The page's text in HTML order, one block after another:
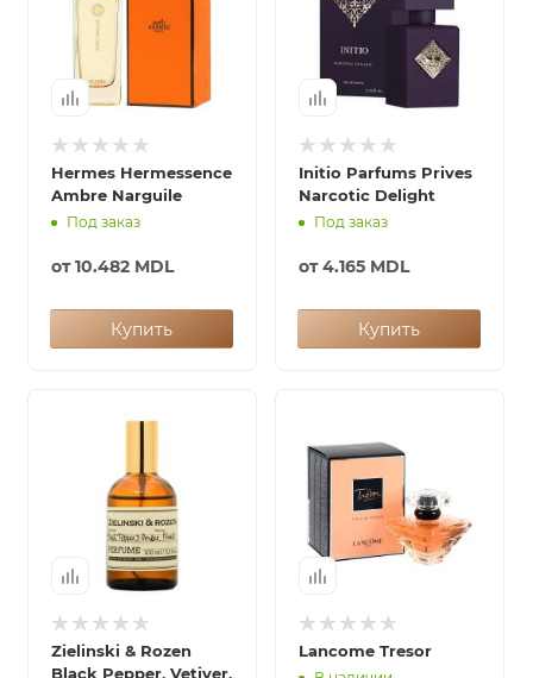
Hermes Hermessence
Ambre Narguile
Под заказ
от10.482 MDL
Купить
Initio Parfums Prives
Narcotic Delight
Под заказ
от4.165 MDL
Купить
Zielinski & Rozen
Black Pepper, Vetiver,
Lancome Tresor